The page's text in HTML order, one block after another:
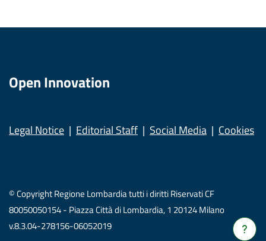
Verrà
Open Innovation
Legal Notice Editorial Staff Social Media Cookies
© Copyright Regione Lombardia tutti i diritti Riservati CF
80050050154 - Piazza Città di Lombardia, 1 20124 Milano
v.8.3.04-278156-06052019